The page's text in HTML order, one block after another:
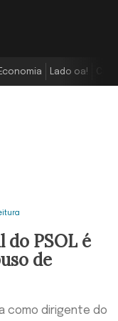
Economia Lado oa!
PSOL é
de
como dirigente do